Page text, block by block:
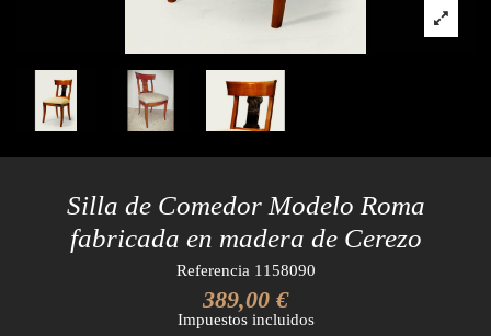
Silla de Comedor Modelo Roma
fabricada en madera de Cerezo
Referencia 1158090
389,00 €
Impuestos incluidos